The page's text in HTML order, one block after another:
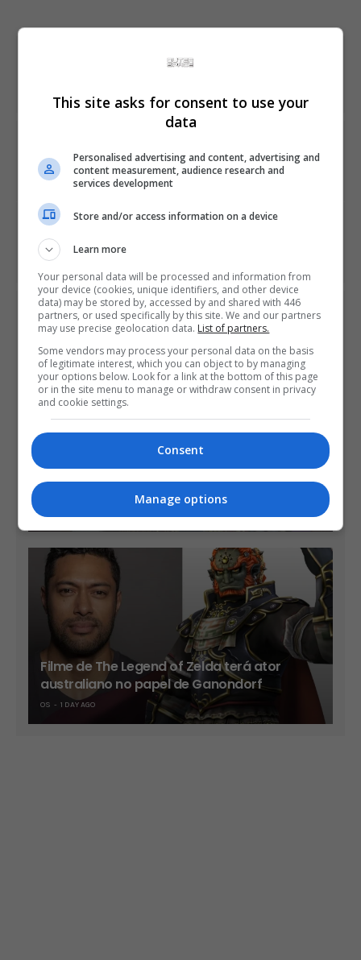
Share This
Fundador da id, John Carmack processa a ZeniMax e
pede US$ 22,5 milhões
NEXT ARTICLE
Guardiões da Galáxia da Telltale tem primeiras
imagens divulgadas
ÚLTIMAS NOTÍCIAS
Take-Two diz que sua vendas já são mais
de 90% no formato digital
Filme de The Legend of Zelda terá ator
australiano no papel de Ganondorf
OS 1 DAY AGO
This site asks for consent to use your
data
Personalised advertising and content, advertising and
content measurement, audience research and
services development
Store and/or access information on a device
Learn more
Your personal data will be processed and information from
your device (cookies, unique identifiers, and other device
data) may be stored by, accessed by and shared with 446
partners, or used specifically by this site. We and our partners
may use precise geolocation data. List of partners.
Some vendors may process your personal data on the basis
of legitimate interest, which you can object to by managing
your options below. Look for a link at the bottom of this page
or in the site menu to manage or withdraw consent in privacy
and cookie settings.
Consent
Manage options